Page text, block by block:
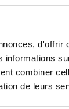
d'offrir
combiner
de leurs
Voir